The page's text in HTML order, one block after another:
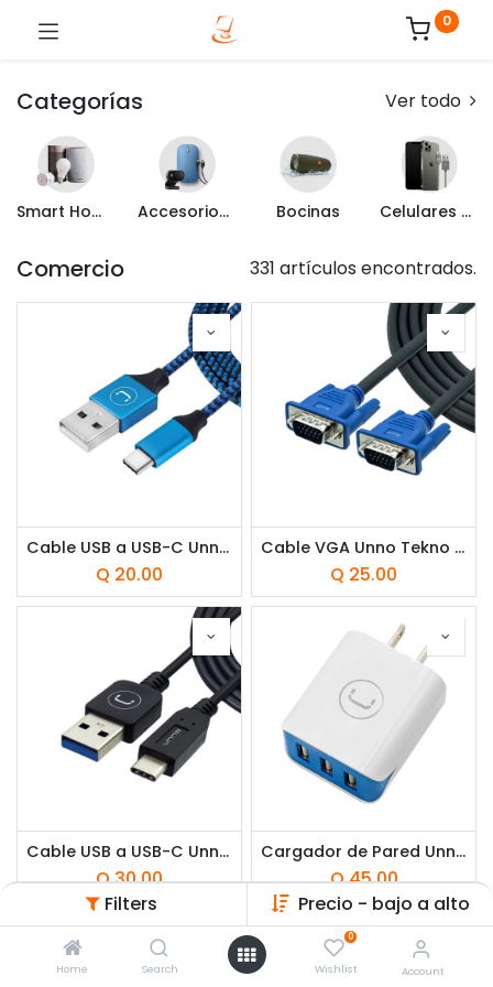
Filters Precio - bajo a alto
Home Search
0
Wishlist Account
0
Categorías Ver todo
Smart Home Accesorios de Computo Bocinas Celulares y Mas
Comercio 331 artículos encontrados.
Cable USB a USB-C Unno Tekno CB4061BL 1.5 Metros Trenzado Azul
Q 20.00
Cable VGA Unno Tekno CB4016BK 1.8 Metros Macho-Macho Negro-Azul
Q 25.00
Cable USB a USB-C Unno Tekno CB4054BK 1.5 Metros Negro
Q30.00
Cargador de Pared Unno Tekno PW5054WT Triple USB-A 3.1 20W​​ Blanco/Azul
Q45.00